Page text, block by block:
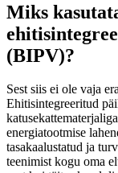
Miks
(BIPV)?
Sest siis ei ole vaja
Ehitisintegreeritud
energiatootmise
tasakaalustatud ja
teenimist kogu oma